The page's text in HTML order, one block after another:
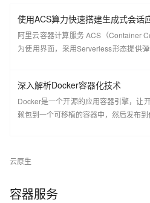
使用ACS算力快速搭建生成式会话
阿里云容器计算服务 ACS（Container
为使用界面，采用Serverless形态提供
行容器应用。本文将指导您如何通过
况。
深入解析Docker容器化技术
Docker是一个开源的应用容器引擎，让
赖包到一个可移植的容器中，然后发布到
实现虚拟化，容器是完全使用沙箱机
容器中并行运行和管理应用，获得更好
Linux和Windows Server应用发布新功能
云原生
容器服务